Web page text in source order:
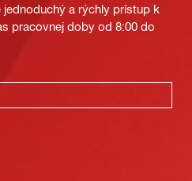
a rýchly prístup k
pracovnej doby od 8:00 do